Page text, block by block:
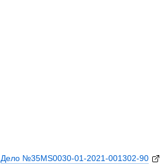
Дело №35MS0030-01-2021-001302-90